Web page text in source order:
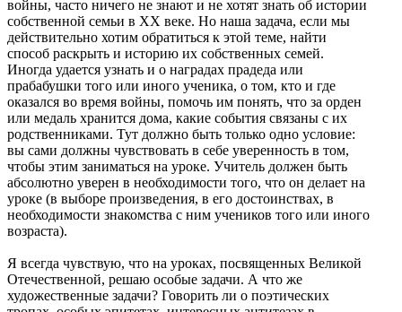
войны, часто ничего не знают и не хотят знать об истории
собственной семьи в XX веке. Но наша задача, если мы
действительно хотим обратиться к этой теме, найти
способ раскрыть и историю их собственных семей.
Иногда удается узнать и о наградах прадеда или
прабабушки того или иного ученика, о том, кто и где
оказался во время войны, помочь им понять, что за орден
или медаль хранится дома, какие события связаны с их
родственниками. Тут должно быть только одно условие:
вы сами должны чувствовать в себе уверенность в том,
чтобы этим заниматься на уроке. Учитель должен быть
абсолютно уверен в необходимости того, что он делает на
уроке (в выборе произведения, в его достоинствах, в
необходимости знакомства с ним учеников того или иного
возраста).
Я всегда чувствую, что на уроках, посвященных Великой
Отечественной, решаю особые задачи. А что же
художественные задачи? Говорить ли о поэтических